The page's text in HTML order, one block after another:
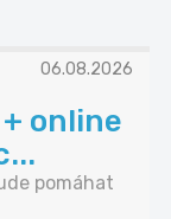
06.08.2026
online
pomáhat